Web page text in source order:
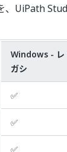
UiPath
Windows - レ
ガシ
✅
✅
✅